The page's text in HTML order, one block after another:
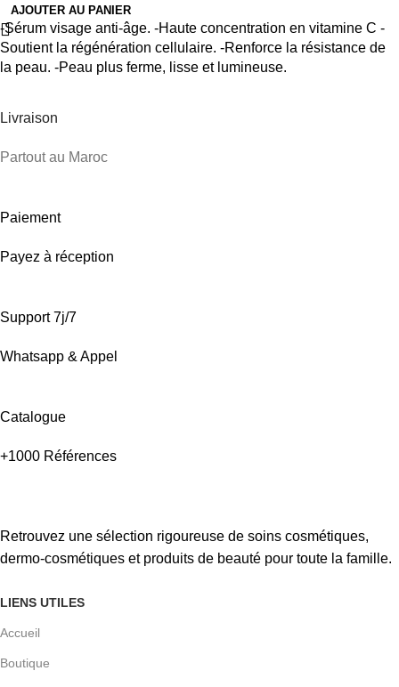
AJOUTER AU PANIER
-Sérum visage anti-âge. -Haute concentration en vitamine C -
Soutient la régénération cellulaire. -Renforce la résistance de
la peau. -Peau plus ferme, lisse et lumineuse.
Livraison
Partout au Maroc
Paiement
Payez à réception
Support 7j/7
Whatsapp & Appel
Catalogue
+1000 Références
Retrouvez une sélection rigoureuse de soins cosmétiques,
dermo-cosmétiques et produits de beauté pour toute la famille.
LIENS UTILES
Accueil
Boutique